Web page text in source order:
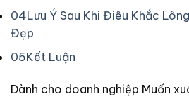
04Lưu Ý Sau Khi Điêu Khắc
Đẹp
05Kết Luận
Dành cho doanh nghiệp Muốn